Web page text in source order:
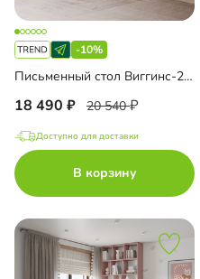
-10%
Письменный стол Виггинс-2 угловой
18 490 20 540
Доступно для доставки
В корзину